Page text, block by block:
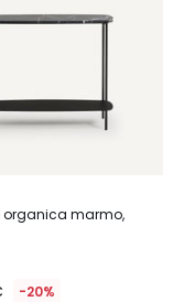
organica marmo,
-20%